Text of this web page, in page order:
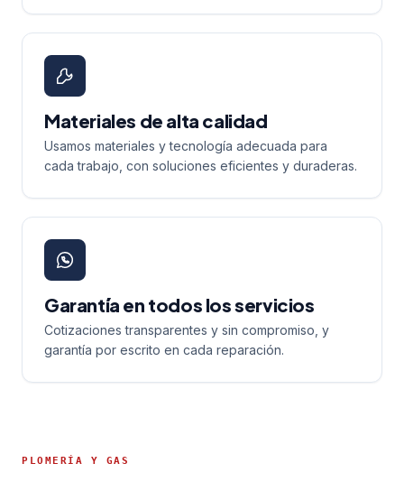
Materiales de alta calidad
Usamos materiales y tecnología adecuada para
cada trabajo, con soluciones eficientes y duraderas.
Garantía en todos los servicios
Cotizaciones transparentes y sin compromiso, y
garantía por escrito en cada reparación.
PLOMERÍA Y GAS